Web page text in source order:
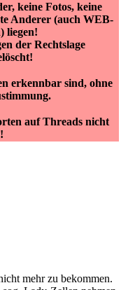
keine Fotos, keine
Anderer (auch WEB-
liegen!
der Rechtslage
erkennbar sind, ohne
auf Threads nicht
mehr zu bekommen.